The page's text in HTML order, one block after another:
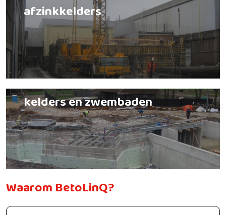
afzinkkelders
kelders en zwembaden
Waarom BetoLinQ?